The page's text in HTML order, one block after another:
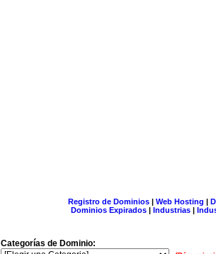
Registro de Dominios| Web Hosting |
Dominios Expirados | Industrias |
Categorías de Dominio: